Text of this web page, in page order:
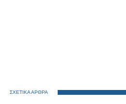
ΣΧΕΤΙΚΑ ΑΡΘΡΑ